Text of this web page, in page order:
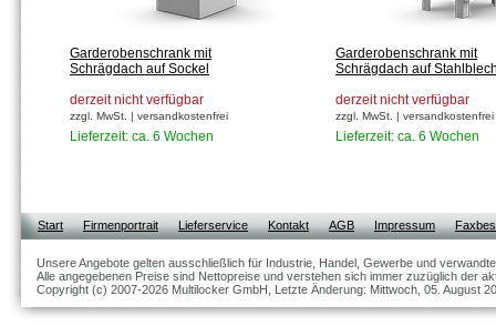
Garderobenschrank mit
Schrägdach auf Sockel
derzeit nicht verfügbar
zzgl. MwSt. | versandkostenfrei
Lieferzeit: ca. 6 Wochen
Garderobenschrank mit
Schrägdach auf
derzeit nicht verfügbar
zzgl. MwSt. | versandkostenfrei
Lieferzeit: ca. 6 Wochen
Start Firmenportrait Lieferservice Kontakt AGB Impressum
Unsere Angebote gelten ausschließlich für Industrie, Handel, Gewerbe und
Alle angegebenen Preise sind Nettopreise und verstehen sich immer zuzüglich der
Copyright (c) 2007-2026 Multilocker GmbH, Letzte Änderung: Mittwoch, 05. August